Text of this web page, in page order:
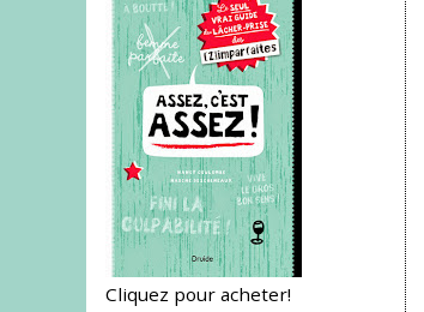
Cliquez pour acheter!